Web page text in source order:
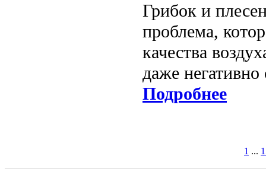
Грибок и
проблема,
качества
даже негативно
Подробнее
1 ...